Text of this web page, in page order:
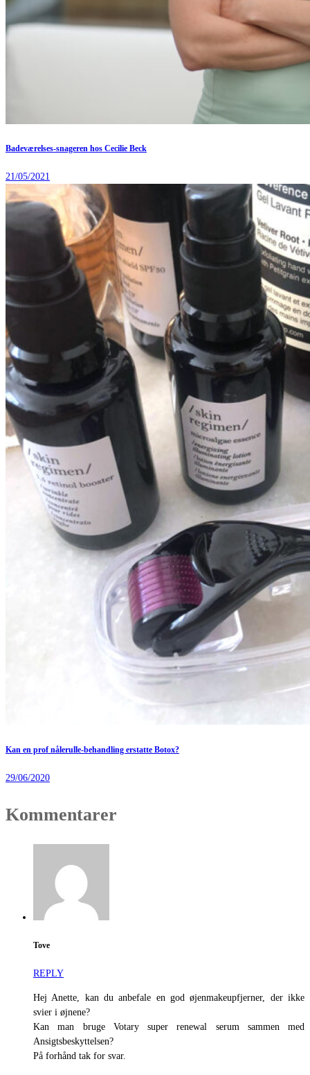
Badeværelses-snageren hos Cecilie Beck
21/05/2021
Kan en prof nålerulle-behandling erstatte Botox?
29/06/2020
Kommentarer
Tove
REPLY
Hej Anette, kan du anbefale en god øjenmakeupfjerner, der ikke
svier i øjnene?
Kan man bruge Votary super renewal serum sammen med
Ansigtsbeskyttelsen?
På forhånd tak for svar.